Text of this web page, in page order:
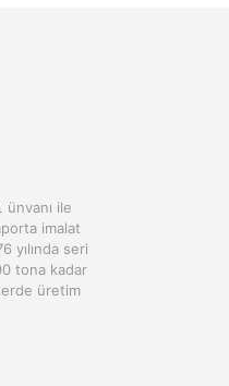
ünvanı ile
imalat
yılında seri
tona kadar
üretim